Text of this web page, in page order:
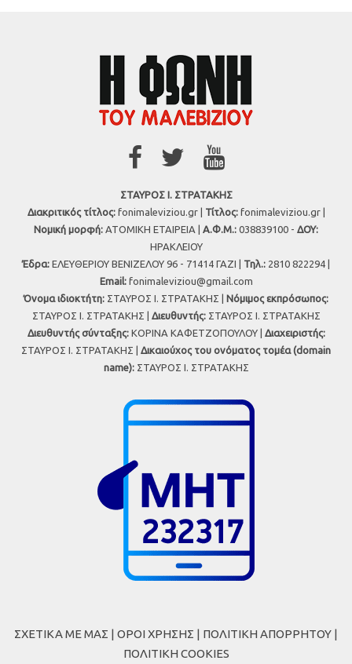
ΣΤΑΥΡΟΣ Ι. ΣΤΡΑΤΑΚΗΣ
Διακριτικός τίτλος:fonimaleviziou.gr | Τίτλος:fonimaleviziou.gr |
Νομική μορφή: ΑΤΟΜΙΚΗ ΕΤΑΙΡΕΙΑ | Α.Φ.Μ.: 038839100 - ΔΟΥ:
ΗΡΑΚΛΕΙΟΥ
Έδρα: ΕΛΕΥΘΕΡΙΟΥ ΒΕΝΙΖΕΛΟΥ 96 - 71414 ΓΑΖΙ | Τηλ.: 2810 822294 |
Εmail: fonimaleviziou@gmail.com
Όνομα ιδιοκτήτη: ΣΤΑΥΡΟΣ Ι. ΣΤΡΑΤΑΚΗΣ | Νόμιμος εκπρόσωπος:
ΣΤΑΥΡΟΣ Ι. ΣΤΡΑΤΑΚΗΣ | Διευθυντής:ΣΤΑΥΡΟΣ Ι. ΣΤΡΑΤΑΚΗΣ
Διευθυντής σύνταξης:ΚΟΡΙΝΑ ΚΑΦΕΤΖΟΠΟΥΛΟΥ | Διαχειριστής:
ΣΤΑΥΡΟΣ Ι. ΣΤΡΑΤΑΚΗΣ | Δικαιούχος του ονόματος τομέα (domain
name):ΣΤΑΥΡΟΣ Ι. ΣΤΡΑΤΑΚΗΣ
ΣΧΕΤΙΚΑ ΜΕ ΜΑΣ | ΟΡΟΙ ΧΡΗΣΗΣ | ΠΟΛΙΤΙΚΗ ΑΠΟΡΡΗΤΟΥ |
ΠΟΛΙΤΙΚΗ COOKIES